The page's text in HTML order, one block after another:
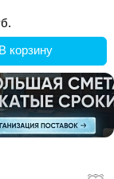
В корзину